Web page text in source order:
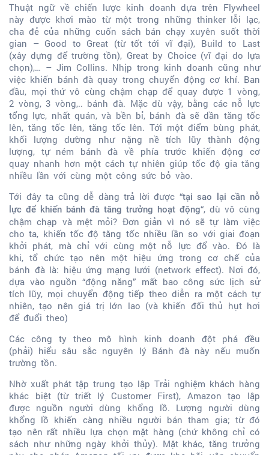
Thuật ngữ về chiến lược kinh doanh dựa trên Flywheel
này được khơi mào từ một trong những thinker lỗi lạc,
cha đẻ của những cuốn sách bán chạy xuyên suốt thời
gian – Good to Great (từ tốt tới vĩ đại), Build to Last
(xây dựng để trường tồn), Great by Choice (vĩ đại do lựa
chọn),… – Jim Collins. Nhịp trong kinh doanh cũng như
việc khiến bánh đà quay trong chuyển động cơ khí. Ban
đầu, mọi thứ vô cùng chậm chạp để quay được 1 vòng,
2 vòng, 3 vòng,.. bánh đà. Mặc dù vậy, bằng các nỗ lực
tổng lực, nhất quán, và bền bỉ, bánh đà sẽ dần tăng tốc
lên, tăng tốc lên, tăng tốc lên. Tới một điểm bùng phát,
khối lượng dường như nặng nề tích lũy thành động
lượng, tự ném bánh đà về phía trước khiến động cơ
quay nhanh hơn một cách tự nhiên giúp tốc độ gia tăng
nhiều lần với cùng một công sức bỏ vào.
Tới đây ta cũng dễ dàng trả lời được “tại sao lại cần nỗ
lực để khiến bánh đà tăng trưởng hoạt động“, dù vô cùng
chậm chạp và mệt mỏi? Đơn giản vì nó sẽ tự làm việc
cho ta, khiến tốc độ tăng tốc nhiều lần so với giai đoạn
khởi phát, mà chỉ với cùng một nỗ lực đổ vào. Đó là
khi, tổ chức tạo nên một hiệu ứng trong cơ chế của
bánh đà là: hiệu ứng mạng lưới (network effect). Nơi đó,
dựa vào nguồn “động năng” mất bao công sức lịch sử
tích lũy, mọi chuyển động tiếp theo diễn ra một cách tự
nhiên, tạo nên giá trị lớn lao (và khiến đối thủ hụt hơi
để đuổi theo)
Các công ty theo mô hình kinh doanh đột phá đều
(phải) hiểu sâu sắc nguyên lý Bánh đà này nếu muốn
trường tồn.
Nhờ xuất phát tập trung tạo lập Trải nghiệm khách hàng
khác biệt (từ triết lý Customer First), Amazon tạo lập
được nguồn người dùng khổng lồ. Lượng người dùng
khổng lồ khiến càng nhiều người bán tham gia; từ đó
tạo nên rất nhiều lựa chọn mặt hàng (chứ không chỉ có
sách như những ngày khởi thủy). Mặt khác, tăng trưởng